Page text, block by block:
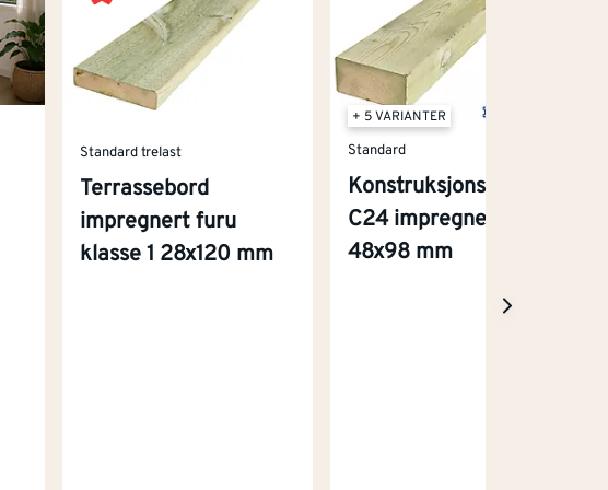
Standard trelast
Terrassebord
impregnert furu
klasse 1 28x120 mm
+ 5 VARIANTER
Standard
Konstruksjonsvirke
C24 impregnert furu
48x98 mm